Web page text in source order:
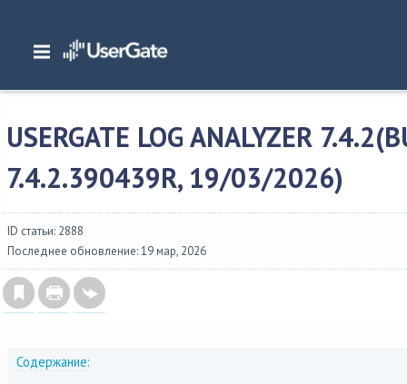
Главная/ Описание версий/UserGate SUMMA
Analyzer 7.4.2(build 7.4.2.390439R, 19/03/2026)
USERGATE LOG ANALYZER
7.4.2.390439R, 19/03/2026)
ID статьи: 2888
Последнее обновление: 19 мар, 2026
Содержание: